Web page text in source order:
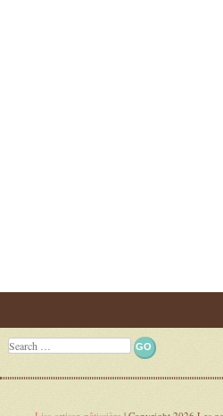
Post navigation
Search